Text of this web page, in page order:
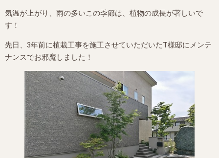
気温が上がり、雨の多いこの季節は、植物の成長が著しいで
す！
先日、3年前に植栽工事を施工させていただいたT様邸にメンテ
ナンスでお邪魔しました！